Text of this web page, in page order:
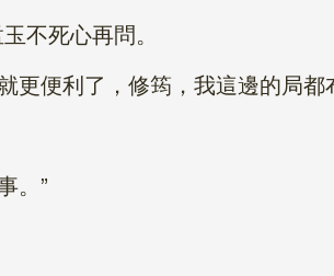
不死心再問。
便利了，修筠，我這邊的局都
。”